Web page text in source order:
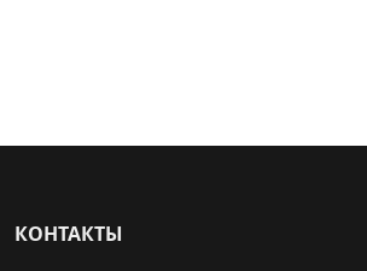
КОНТАКТЫ